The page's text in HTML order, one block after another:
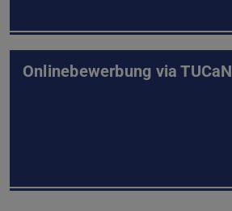
Onlinebewerbung via TUCaN